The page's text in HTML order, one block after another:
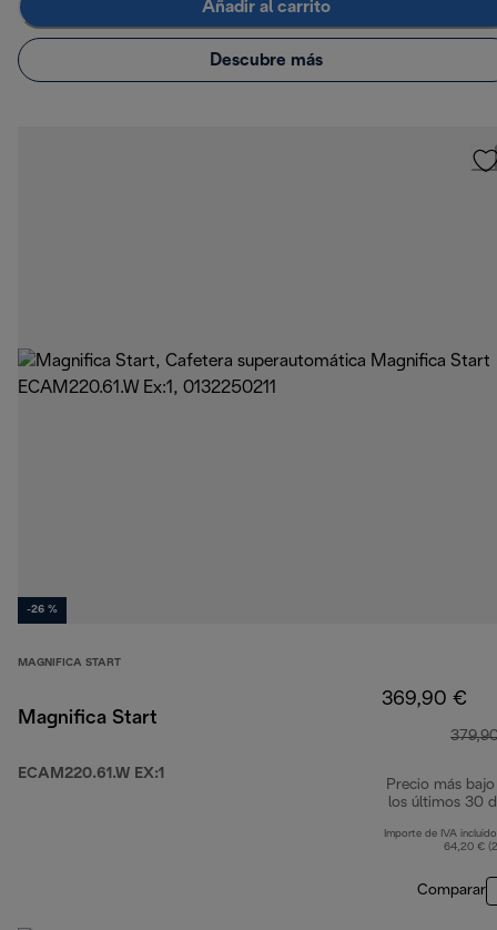
Añadir al carrito
Descubre más
-26 %
MAGNIFICA START
Magnifica Start
ECAM220.61.W EX:1
369,90 €
Precio más bajo
los últimos 30
Importe de IVA
64,20 €
Comparar